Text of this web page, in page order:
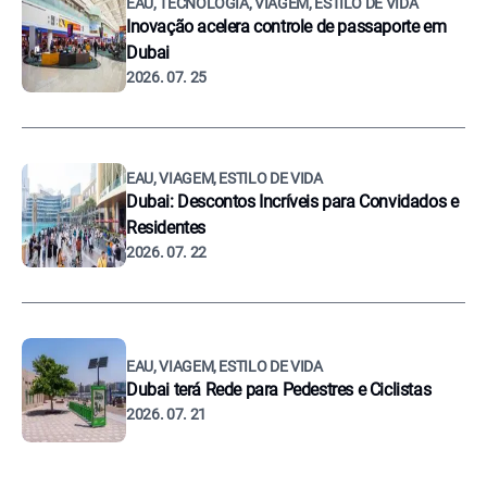
Inovação acelera controle de passaporte em
Dubai
2026. 07. 25
EAU, VIAGEM, ESTILO DE VIDA
Dubai: Descontos Incríveis para Convidados e
Residentes
2026. 07. 22
EAU, VIAGEM, ESTILO DE VIDA
Dubai terá Rede para Pedestres e Ciclistas
2026. 07. 21